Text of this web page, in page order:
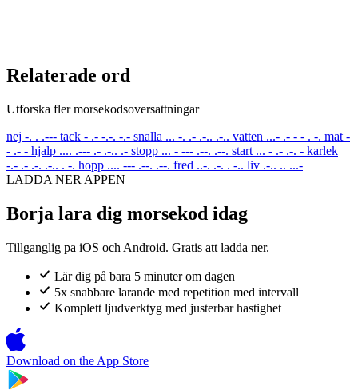
Relaterade ord
Utforska fler morsekodsoversattningar
nej -. . .--- tack - .- -.-. -.- snalla ... -. .- .-.. .-.. vatten ...- .- - - . -. mat -
- .- - hjalp .... .--- .- .-.. .- stopp ... - --- .--. .--. start ... - .- .-. - karlek
-.- .- .-. .-.. . -. hopp .... --- .--. .--. fred ..-. .-. . -.. liv .-.. .. ...-
LADDA NER APPEN
Borja lara dig morsekod idag
Tillganglig pa iOS och Android. Gratis att ladda ner.
Lär dig på bara 5 minuter om dagen
5x snabbare larande med repetition med intervall
Komplett ljudverktyg med justerbar hastighet
Download on the App Store